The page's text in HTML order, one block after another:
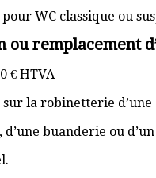
pour WC classique ou
ou remplacement
€ HTVA
la robinetterie d’une
d’une buanderie ou